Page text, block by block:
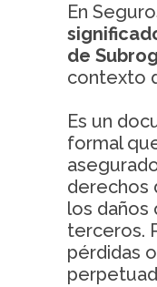
En
de
contexto
Es un
formal
derechos
los daños
terceros.
pérdidas